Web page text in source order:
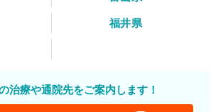
福井県
治療や通院先をご案内します！